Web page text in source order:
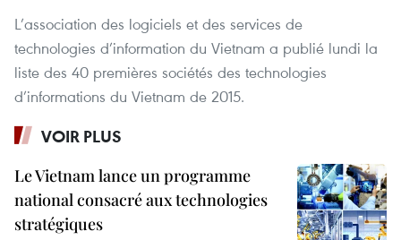
L’association des logiciels et des services de
technologies d’information du Vietnam a publié lundi la
liste des 40 premières sociétés des technologies
d’informations du Vietnam de 2015.
VOIR PLUS
Le Vietnam lance un programme
national consacré aux technologies
stratégiques